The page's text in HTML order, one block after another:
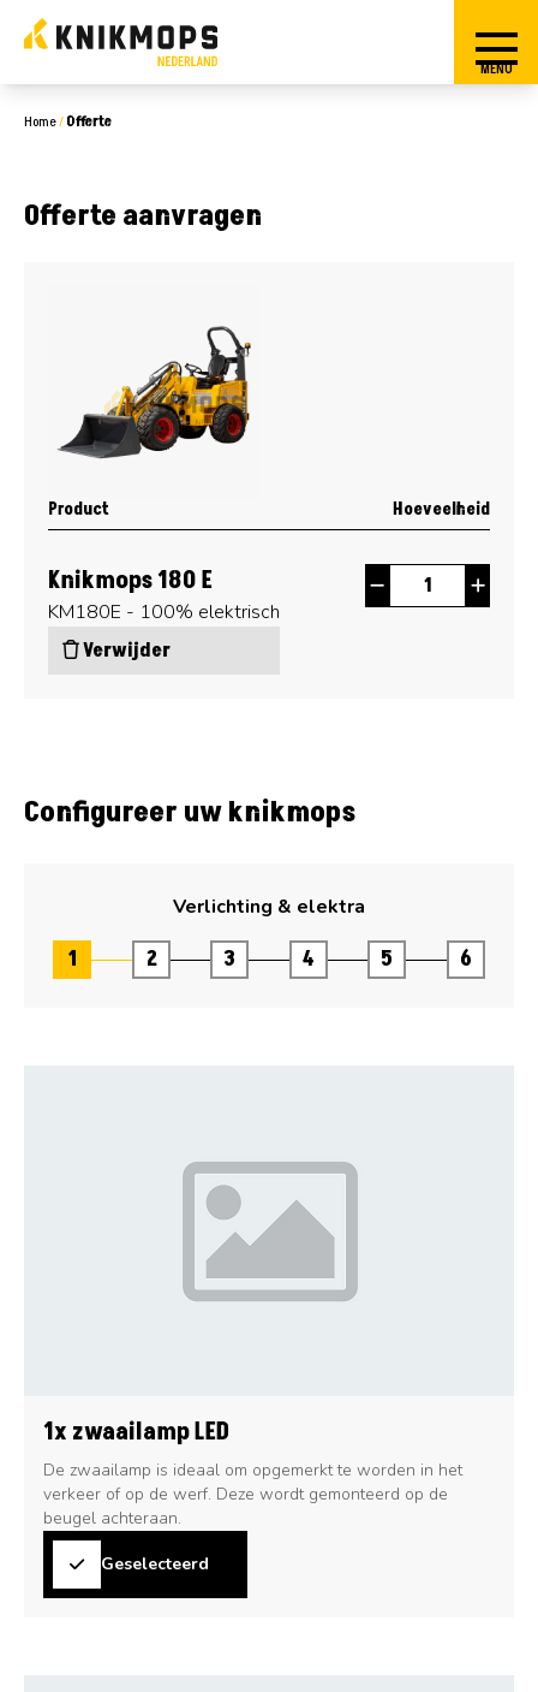
MENU
Home/Offerte
Offerte aanvragen
Product Hoeveelheid
Knikmops 180 E
KM180E - 100% elektrisch
Verwijder
Configureer uw knikmops
1
Verlichting & elektra
2 3 4 5 6
1x zwaailamp LED
De zwaailamp is ideaal om opgemerkt te worden in het
verkeer of op de werf. Deze wordt gemonteerd op de
beugel achteraan.
Geselecteerd